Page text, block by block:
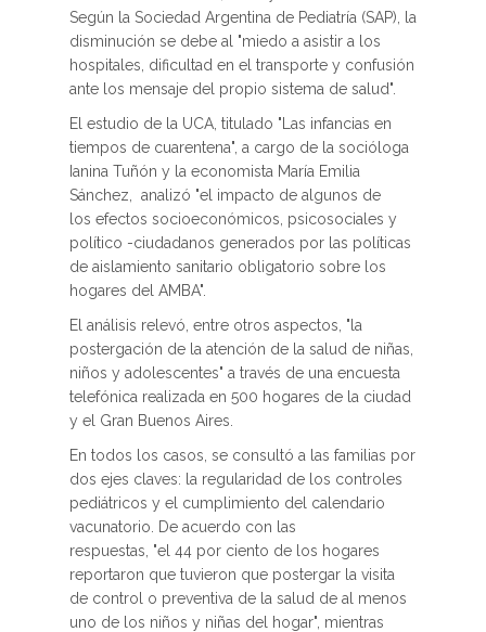
Según la Sociedad Argentina de Pediatría (SAP), la
disminución se debe al "miedo a asistir a los
hospitales, dificultad en el transporte y confusión
ante los mensaje del propio sistema de salud".
El estudio de la UCA, titulado "Las infancias en
tiempos de cuarentena", a cargo de la socióloga
Ianina Tuñón y la economista María Emilia
Sánchez, analizó "el impacto de algunos de
los efectos socioeconómicos, psicosociales y
político -ciudadanos generados por las políticas
de aislamiento sanitario obligatorio sobre los
hogares del AMBA".
El análisis relevó, entre otros aspectos, "la
postergación de la atención de la salud de niñas,
niños y adolescentes" a través de una encuesta
telefónica realizada en 500 hogares de la ciudad
y el Gran Buenos Aires.
En todos los casos, se consultó a las familias por
dos ejes claves: la regularidad de los controles
pediátricos y el cumplimiento del calendario
vacunatorio. De acuerdo con las
respuestas, "el 44 por ciento de los hogares
reportaron que tuvieron que postergar la visita
de control o preventiva de la salud de al menos
uno de los niños y niñas del hogar", mientras